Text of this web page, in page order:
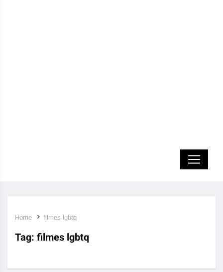
Home filmes lgbtq
Tag: filmes lgbtq